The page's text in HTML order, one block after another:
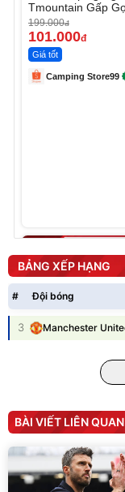
Tmountain Gấp
199.000đ
101.000đ
Giá tốt
Camping Store99
V2 4in1 MEDICAR
12.000mAh
2.690.000
1.335.100
Hot Deal
BẢNG XẾP HẠNG
# Đội bóng
3 Manchester
BÀI VIẾT LIÊN QUAN